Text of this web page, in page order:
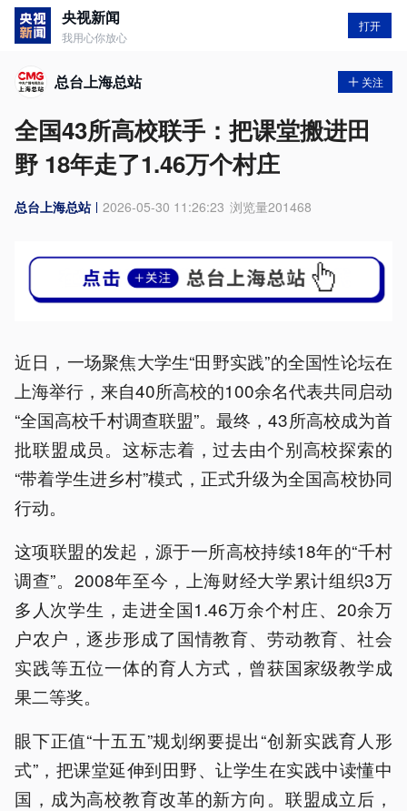
央视新闻
我用心你放心
打开
总台上海总站 关注
全国43所高校联手：把课堂搬进田
野 18年走了1.46万个村庄
总台上海总站 2026-05-30 11:26:23 浏览量201468
近日，一场聚焦大学生“田野实践”的全国性论坛在
上海举行，来自40所高校的100余名代表共同启动
“全国高校千村调查联盟”。最终，43所高校成为首
批联盟成员。这标志着，过去由个别高校探索的
“带着学生进乡村”模式，正式升级为全国高校协同
行动。
这项联盟的发起，源于一所高校持续18年的“千村
调查”。2008年至今，上海财经大学累计组织3万
多人次学生，走进全国1.46万余个村庄、20余万
户农户，逐步形成了国情教育、劳动教育、社会
实践等五位一体的育人方式，曾获国家级教学成
果二等奖。
眼下正值“十五五”规划纲要提出“创新实践育人形
式”，把课堂延伸到田野、让学生在实践中读懂中
国，成为高校教育改革的新方向。联盟成立后，